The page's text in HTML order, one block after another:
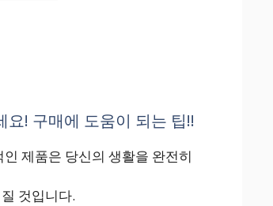
! 구매에 도움이 되는 팁!!
제품은 당신의 생활을 완전히
것입니다.